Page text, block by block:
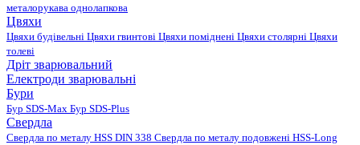
металорукава однолапкова
Цвяхи
Цвяхи будівельні Цвяхи гвинтові Цвяхи поміднені Цвяхи столярні Цвяхи
толеві
Дріт зварювальний
Електроди зварювальні
Бури
Бур SDS-Max Бур SDS-Plus
Свердла
Свердла по металу HSS DIN 338 Свердла по металу подовжені HSS-Long